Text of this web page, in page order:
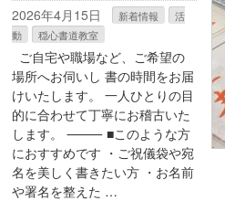
2026年4月15日 新着情報
活
動
穏心書道教室
ご自宅や職場など、ご希望の
場所へお伺いし 書の時間をお届
けいたします。 一人ひとりの目
的に合わせて丁寧にお稽古いた
します。 ⸻ ■このような方
におすすめです ・ご祝儀袋や宛
名を美しく書きたい方 ・お名前
や署名を整えた …